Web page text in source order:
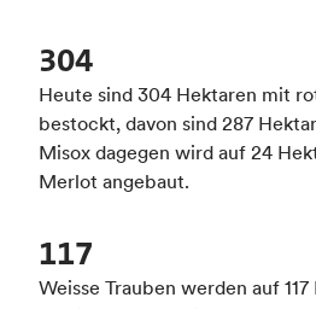
304
Heute sind 304 Hektaren mit
bestockt, davon sind 287
Misox dagegen wird auf 24
Merlot angebaut.
117
Weisse Trauben werden auf